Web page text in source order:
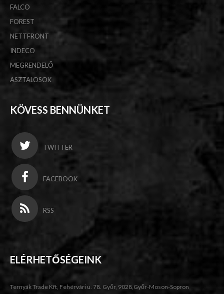
FALCO
FOREST
NETTFRONT
INDECO
MEGRENDELŐ
ASZTALOSOK
KÖVESS BENNÜNKET
TWITTER
FACEBOOK
RSS
ELÉRHETŐSÉGEINK
Ternyák Trade Kft, Fehérvári u. 78. Győr, 9028,Győr-Moson-Sopron